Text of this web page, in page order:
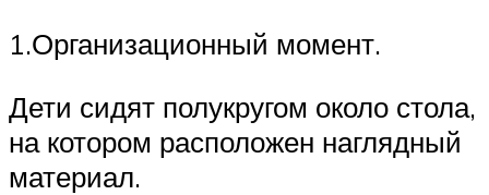
1.Организационный момент.
Дети сидят полукругом около стола,
на котором расположен наглядный
материал.